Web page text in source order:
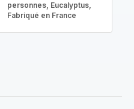
personnes, Eucalyptus,
Fabriqué en France